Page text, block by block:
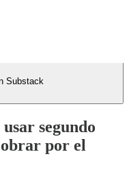
Substack
segundo
por el